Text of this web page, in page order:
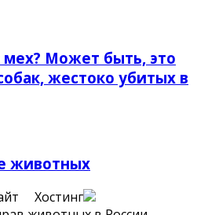
мех? Может быть, это
жестоко убитых в
животных
Хостинг